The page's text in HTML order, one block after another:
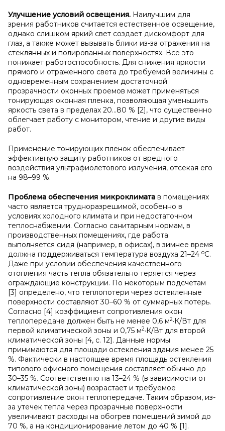
Улучшение условий освещения. Наилучшим для
зрения работников считается естественное освещение,
однако слишком яркий свет создает дискомфорт для
глаз, а также может вызывать блики из-за отражения на
стеклянных и полированных поверхностях. Все это
понижает работоспособность. Для снижения яркости
прямого и отраженного света до требуемой величины с
одновременным сохранением достаточной
прозрачности оконных проемов может применяться
тонирующая оконная пленка, позволяющая уменьшить
яркость света в пределах 20…80 % [2], что существенно
облегчает работу с монитором, чтение и другие виды
работ.
Применение тонирующих пленок обеспечивает
эффективную защиту работников от вредного
воздействия ультрафиолетового излучения, отсекая его
на 98–99 %.
Проблема обеспечения микроклимата в помещениях
часто является трудноразрешимой, особенно в
условиях холодного климата и при недостаточном
теплоснабжении. Согласно санитарным нормам, в
производственных помещениях, где работа
выполняется сидя (например, в офисах), в зимнее время
должна поддерживаться температура воздуха 21–24 оС.
Даже при условии обеспечения качественного
отопления часть тепла обязательно теряется через
ограждающие конструкции. По некоторым подсчетам
[3] определено, что теплопотери через остекленные
поверхности составляют 30–60 % от суммарных потерь.
Согласно [4] коэффициент сопротивления окон
теплопередаче должен быть не менее 0,6 м2·К/Вт для
первой климатической зоны и 0,75 м2·К/Вт для второй
климатической зоны [4, c. 12]. Данные нормы
принимаются для площади остекления здания менее 25
%. Фактически в настоящее время площадь остекления
типового офисного помещения составляет обычно до
30–35 %. Соответственно на 13–24 % (в зависимости от
климатической зоны) возрастает и требуемое
сопротивление окон теплопередаче. Таким образом, из-
за утечек тепла через прозрачные поверхности
увеличивают расходы на обогрев помещений зимой до
70 %, а на кондиционирование летом до 40 % [1].